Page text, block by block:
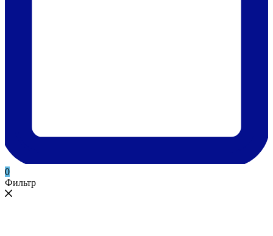
0
Фильтр